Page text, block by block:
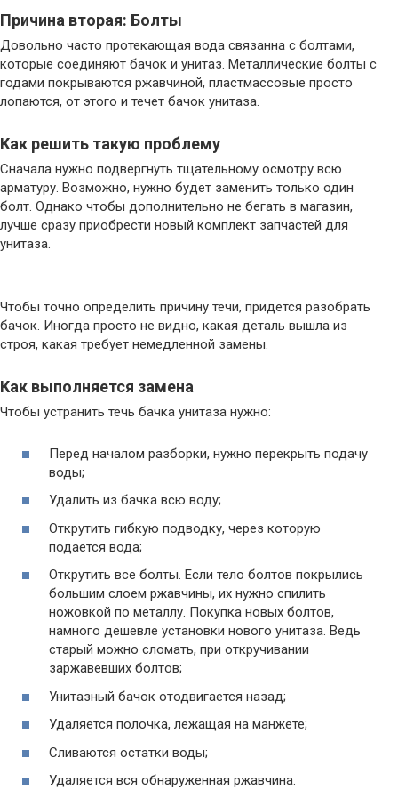
Причина вторая: Болты
Довольно часто протекающая вода связанна с болтами,
которые соединяют бачок и унитаз. Металлические болты с
годами покрываются ржавчиной, пластмассовые просто
лопаются, от этого и течет бачок унитаза.
Как решить такую проблему
Сначала нужно подвергнуть тщательному осмотру всю
арматуру. Возможно, нужно будет заменить только один
болт. Однако чтобы дополнительно не бегать в магазин,
лучше сразу приобрести новый комплект запчастей для
унитаза.
Чтобы точно определить причину течи, придется разобрать
бачок. Иногда просто не видно, какая деталь вышла из
строя, какая требует немедленной замены.
Как выполняется замена
Чтобы устранить течь бачка унитаза нужно:
Перед началом разборки, нужно перекрыть подачу
воды;
Удалить из бачка всю воду;
Открутить гибкую подводку, через которую
подается вода;
Открутить все болты. Если тело болтов покрылись
большим слоем ржавчины, их нужно спилить
ножовкой по металлу. Покупка новых болтов,
намного дешевле установки нового унитаза. Ведь
старый можно сломать, при откручивании
заржавевших болтов;
Унитазный бачок отодвигается назад;
Удаляется полочка, лежащая на манжете;
Сливаются остатки воды;
Удаляется вся обнаруженная ржавчина.